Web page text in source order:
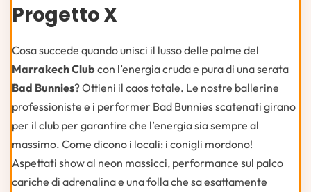
Progetto X
Cosa succede quando unisci il lusso delle palme del
Marrakech Club con l’energia cruda e pura di una serata
Bad Bunnies? Ottieni il caos totale. Le nostre ballerine
professioniste e i performer Bad Bunnies scatenati girano
per il club per garantire che l’energia sia sempre al
massimo. Come dicono i locali: i conigli mordono!
Aspettati show al neon massicci, performance sul palco
cariche di adrenalina e una folla che sa esattamente